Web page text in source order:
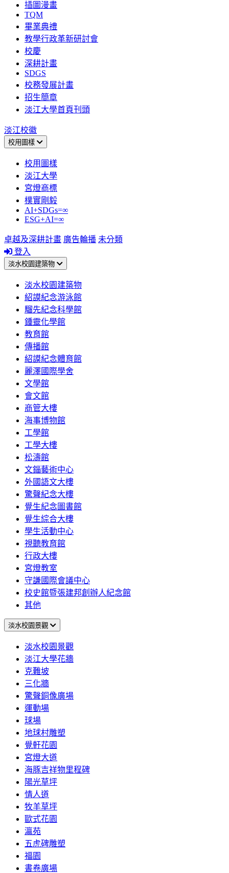
插圖漫畫
TQM
畢業典禮
教學行政革新研討會
校慶
深耕計畫
SDGS
校務發展計畫
招生簡章
淡江大學首頁刊頭
淡江校徽
校用圖樣
校用圖樣
淡江大學
宮燈商標
樸實剛毅
AI+SDGs=∞
ESG+AI=∞
卓越及深耕計畫 廣告輪播 未分類
登入
淡水校園建築物
淡水校園建築物
紹謨紀念游泳館
騮先紀念科學館
鍾靈化學館
教育館
傳播館
紹謨紀念體育館
麗澤國際學舍
文學館
會文館
商管大樓
海事博物館
工學館
工學大樓
松濤館
文錙藝術中心
外國語文大樓
驚聲紀念大樓
覺生紀念圖書館
覺生綜合大樓
學生活動中心
視聽教育館
行政大樓
宮燈教室
守謙國際會議中心
校史館暨張建邦創辦人紀念館
其他
淡水校園景觀
淡水校園景觀
淡江大學花牆
克難坡
三化牆
驚聲銅像廣場
運動場
球場
地球村雕塑
覺軒花園
宮燈大道
海豚吉祥物里程碑
陽光草坪
情人道
牧羊草坪
歐式花園
瀛苑
五虎碑雕塑
福園
書卷廣場